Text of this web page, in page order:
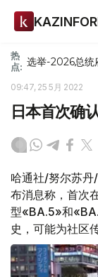
热
点: 选举-2026总统
09:47, 25 5月 2022
日本首次确
哈通社/努尔苏
布消息称，首次
型«BA.5»和
史，可能为社区